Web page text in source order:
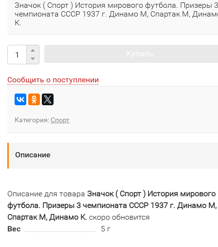
Значок ( Спорт ) История мирового футбола. Призеры 3
чемпионата СССР 1937 г. Динамо М, Спартак М,
К.
Сообщить о поступлении
Категория: Спорт
Описание
Описание для товара Значок ( Спорт ) История мирового
футбола. Призеры 3 чемпионата СССР 1937 г. Динамо М,
Спартак М, Динамо К. скоро обновится
Вес
5 г